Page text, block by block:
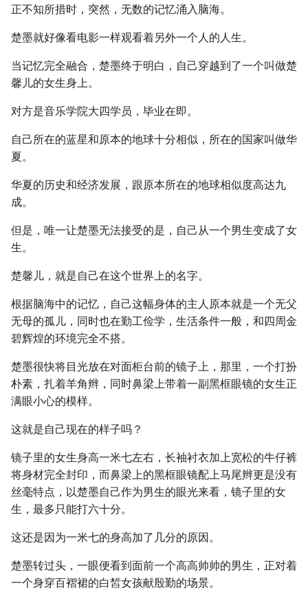
正不知所措时，突然，无数的记忆涌入脑海。
楚墨就好像看电影一样观看着另外一个人的人生。
当记忆完全融合，楚墨终于明白，自己穿越到了一个叫做楚
馨儿的女生身上。
对方是音乐学院大四学员，毕业在即。
自己所在的蓝星和原本的地球十分相似，所在的国家叫做华
夏。
华夏的历史和经济发展，跟原本所在的地球相似度高达九
成。
但是，唯一让楚墨无法接受的是，自己从一个男生变成了女
生。
楚馨儿，就是自己在这个世界上的名字。
根据脑海中的记忆，自己这幅身体的主人原本就是一个无父
无母的孤儿，同时也在勤工俭学，生活条件一般，和四周金
碧辉煌的环境完全不搭。
楚墨很快将目光放在对面柜台前的镜子上，那里，一个打扮
朴素，扎着羊角辫，同时鼻梁上带着一副黑框眼镜的女生正
满眼小心的模样。
这就是自己现在的样子吗？
镜子里的女生身高一米七左右，长袖衬衣加上宽松的牛仔裤
将身材完全封印，而鼻梁上的黑框眼镜配上马尾辫更是没有
丝毫特点，以楚墨自己作为男生的眼光来看，镜子里的女
生，最多只能打六十分。
这还是因为一米七的身高加了几分的原因。
楚墨转过头，一眼便看到面前一个高高帅帅的男生，正对着
一个身穿百褶裙的白皙女孩献殷勤的场景。